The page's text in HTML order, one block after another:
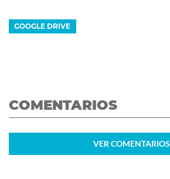
GOOGLE DRIVE
COMENTARIOS
VER COMENTARIOS